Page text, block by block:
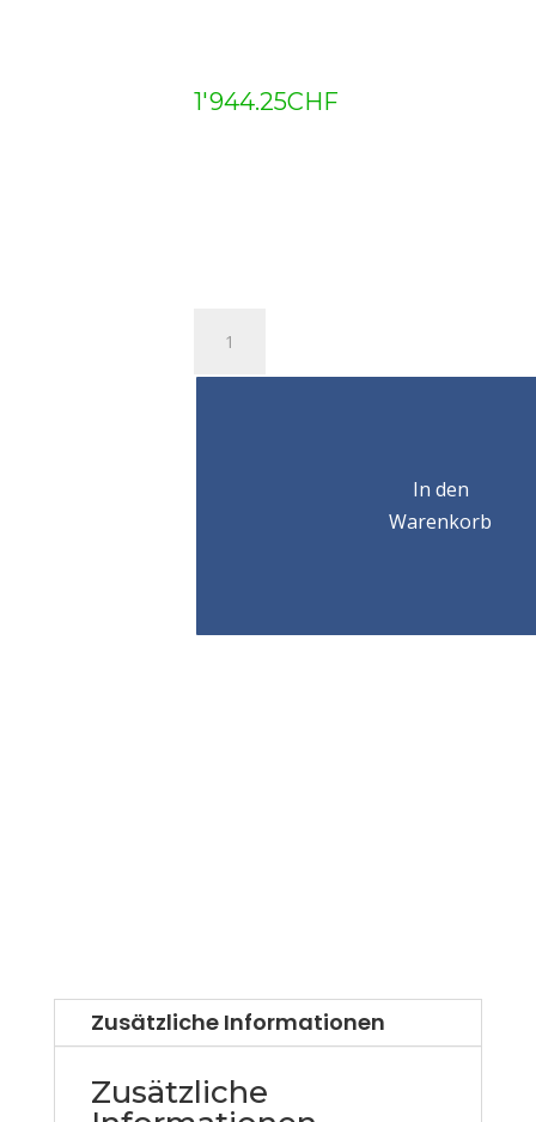
1'944.25CHF
levage
In den
Warenkorb
Zusätzliche Informationen
Zusätzliche